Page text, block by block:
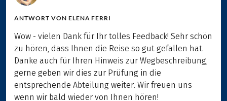
ANTWORT VON ELENA FERRI
Wow - vielen Dank für Ihr tolles Feedback! Sehr schön
zu hören, dass Ihnen die Reise so gut gefallen hat.
Danke auch für Ihren Hinweis zur Wegbeschreibung,
gerne geben wir dies zur Prüfung in die
entsprechende Abteilung weiter. Wir freuen uns
wenn wir bald wieder von Ihnen hören!